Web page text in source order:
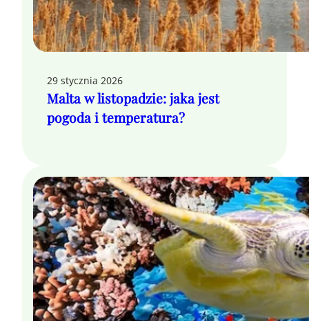
29 stycznia 2026
Malta w listopadzie: jaka jest
pogoda i temperatura?